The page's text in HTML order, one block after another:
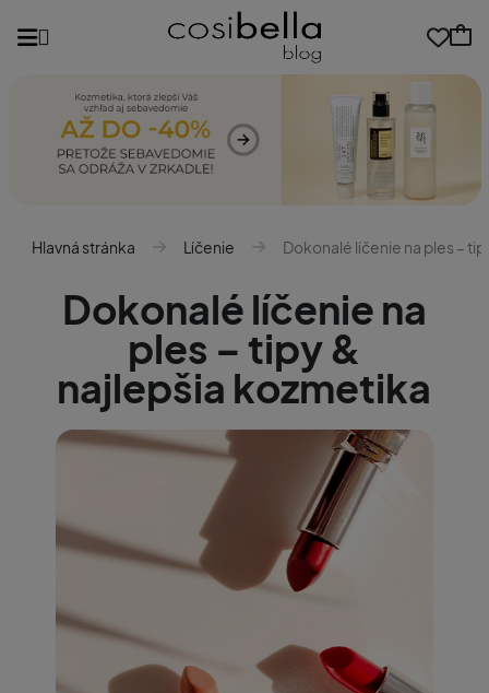
Hlavná stránka Líčenie Dokonalé líčenie na ples –
Dokonalé líčenie na
ples – tipy &
najlepšia kozmetika